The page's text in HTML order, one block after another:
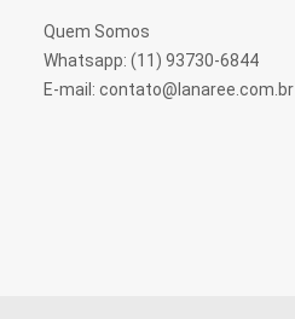
do
Quem Somos
Whatsapp: (11) 93730-6844
E-mail: contato@lanaree.com.br